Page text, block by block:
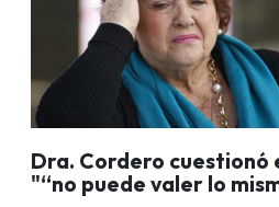
Dra. Cordero cuestionó
"“no puede valer lo